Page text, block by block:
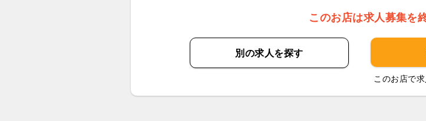
このお店は求人募集を
別の求人を探す
このお店で